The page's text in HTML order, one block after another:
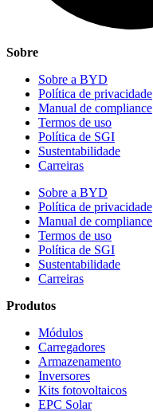
Sobre
Sobre a BYD
Política de privacidade
Manual de compliance
Termos de uso
Política de SGI
Sustentabilidade
Carreiras
Sobre a BYD
Política de privacidade
Manual de compliance
Termos de uso
Política de SGI
Sustentabilidade
Carreiras
Produtos
Módulos
Carregadores
Armazenamento
Inversores
Kits fotovoltaicos
EPC Solar